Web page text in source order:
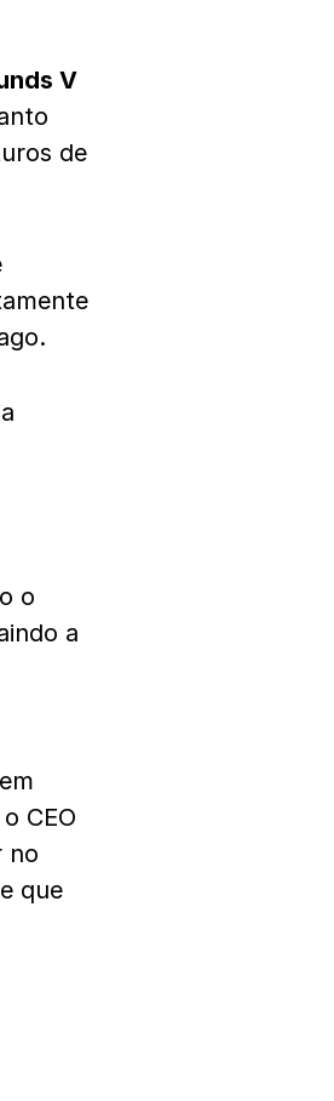
V
de
o
a
CEO
no
e que